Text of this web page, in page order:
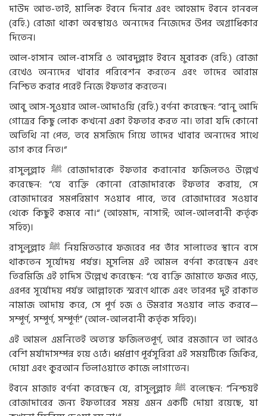
দাউদ আত-তাই, মালিক ইবনে দিনার এবং আহমাদ ইবনে হানবল
(রহি.) রোজা থাকা অবস্থায়ও অন্যদের নিজেদের উপর অগ্রাধিকার
দিতেন।
আল-হাসান আল-বাসরি ও আবদুল্লাহ ইবনে মুবারক (রহি.) রোজা
রেখেও অন্যদের খাবার পরিবেশন করতেন এবং তাদের আরাম
নিশ্চিত করার পরেই নিজে ইফতার করতেন।
আবু আস-সুওয়ার আল-আদাওয়ি (রহি.) বর্ণনা করেছেন: “বানু আদি
গোত্রের কিছু লোক কখনো একা ইফতার করত না। তারা যদি কোনো
অতিথি না পেত, তবে মসজিদে গিয়ে তাদের খাবার অন্যদের সাথে
ভাগ করে নিত।“
রাসুলুল্লাহ ﷺ রোজাদারকে ইফতার করানোর ফজিলতও উল্লেখ
করেছেন: “যে ব্যক্তি কোনো রোজাদারকে ইফতার করায়, সে
রোজাদারের সমপরিমাণ সওয়াব পাবে, তবে রোজাদারের সওয়াব
থেকে কিছুই কমবে না।“ (আহমাদ, নাসাঈ; আল-আলবানী কর্তৃক
সহিহ)।
রাসুলুল্লাহ ﷺ নিয়মিতভাবে ফজরের পর তাঁর সালাতের স্থানে বসে
থাকতেন সূর্যোদয় পর্যন্ত। মুসলিম এই আমল বর্ণনা করেছেন এবং
তিরমিজি এই হাদিস উল্লেখ করেছেন: “যে ব্যক্তি জামাতে ফজর পড়ে,
এরপর সূর্যোদয় পর্যন্ত আল্লাহকে স্মরণে থাকে এবং তারপর দুই রাকাত
নামাজ আদায় করে, সে পূর্ণ হজ ও উমরার সওয়াব লাভ করবে—
সম্পূর্ণ, সম্পূর্ণ, সম্পূর্ণ!” (আল-আলবানী কর্তৃক সহিহ)।
এই আমল এমনিতেই অত্যন্ত ফজিলতপূর্ণ, আর রমজানে তা আরও
বেশি মর্যাদাসম্পন্ন হয়ে ওঠে। ধর্মপ্রাণ পূর্বসূরিরা এই সময়টিকে জিকির,
দোয়া এবং কুরআন তিলাওয়াতে কাজে লাগাতেন।
ইবনে মাজাহ বর্ণনা করেছেন যে, রাসুলুল্লাহ ﷺ বলেছেন: “নিশ্চয়ই
রোজাদারের জন্য ইফতারের সময় এমন একটি দোয়া রয়েছে, যা